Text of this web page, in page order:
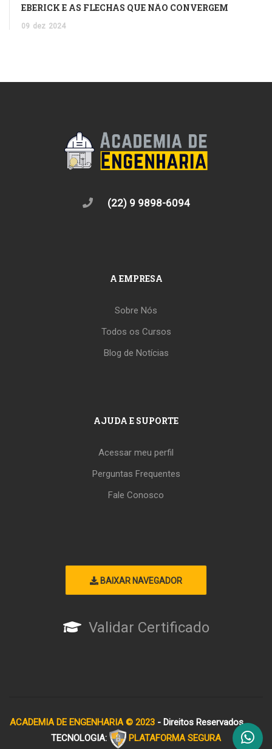
EBERICK E AS FLECHAS QUE NÃO CONVERGEM
09 dez 2024
(22) 9 9898-6094
A EMPRESA
Sobre Nós
Todos os Cursos
Blog de Notícias
AJUDA E SUPORTE
Acessar meu perfil
Perguntas Frequentes
Fale Conosco
BAIXAR NAVEGADOR
Validar Certificado
ACADEMIA DE ENGENHARIA © 2023 - Direitos Reservados
TECNOLOGIA:
PLATAFORMA SEGURA